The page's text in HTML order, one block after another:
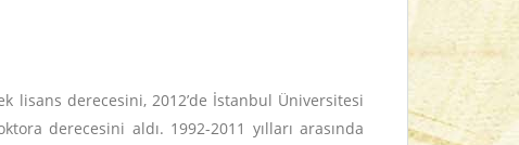
lisans derecesini, 2012’de İstanbul Üniversitesi
derecesini aldı. 1992-2011 yılları arasında